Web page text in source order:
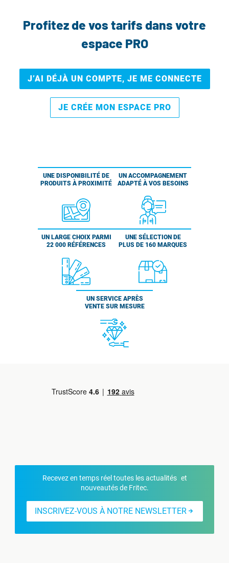
Profitez de vos tarifs dans votre
espace PRO
J’AI DÉJÀ UN COMPTE, JE ME CONNECTE
JE CRÉE MON ESPACE PRO
UNE DISPONIBILITÉ DE
PRODUITS À PROXIMITÉ
UN ACCOMPAGNEMENT
ADAPTÉ À VOS BESOINS
UN LARGE CHOIX PARMI
22 000 RÉFÉRENCES
UNE SÉLECTION DE
PLUS DE 160 MARQUES
UN SERVICE APRÈS
VENTE SUR MESURE
Recevez en temps réel toutes les actualités et
nouveautés de Fritec.
INSCRIVEZ-VOUS À NOTRE NEWSLETTER